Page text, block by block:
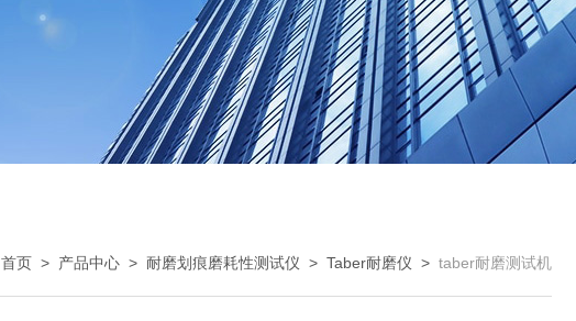
首页 > 产品中心 > 耐磨划痕磨耗性测试仪 > Taber耐磨仪 > taber耐磨测试机